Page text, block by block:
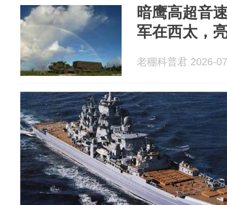
暗鹰高超音
军在西太，
老稝科普君 2026-